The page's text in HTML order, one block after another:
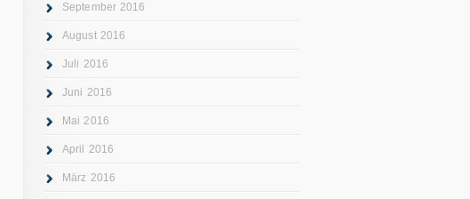
September 2016
August 2016
Juli 2016
Juni 2016
Mai 2016
April 2016
März 2016